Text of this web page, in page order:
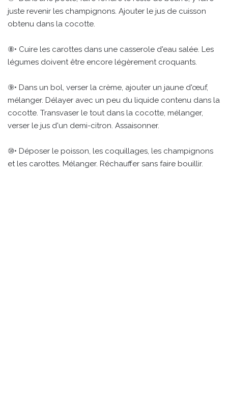
juste revenir les champignons. Ajouter le jus de cuisson
obtenu dans la cocotte.
⑧• Cuire les carottes dans une casserole d'eau salée. Les
légumes doivent être encore légèrement croquants.
⑨• Dans un bol, verser la crème, ajouter un jaune d'œuf,
mélanger. Délayer avec un peu du liquide contenu dans la
cocotte. Transvaser le tout dans la cocotte, mélanger,
verser le jus d'un demi-citron. Assaisonner.
⑩• Déposer le poisson, les coquillages, les champignons
et les carottes. Mélanger. Réchauffer sans faire bouillir.